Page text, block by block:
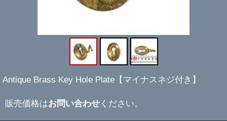
Antique Brass Key Hole Plate【マイナスネジ付き】
販売価格はお問い合わせ ください。